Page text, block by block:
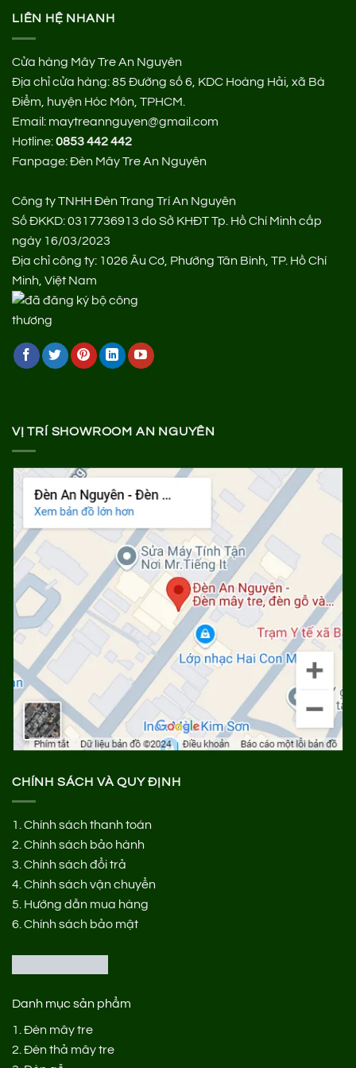
LIÊN HỆ NHANH
Cửa hàng Mây Tre An Nguyên
Địa chỉ cửa hàng:85 Đường số 6, KDC Hoàng Hải, xã Bà
Điểm, huyện Hóc Môn, TPHCM.
Email: maytreannguyen@gmail.com
Hotline:0853 442 442
Fanpage:Đèn Mây Tre An Nguyên
Công ty TNHH Đèn Trang Trí An Nguyên
Số ĐKKD: 0317736913 do Sở KHĐT Tp. Hồ Chí Minh cấp
ngày 16/03/2023
Địa chỉ công ty: 1026 Âu Cơ, Phường Tân Bình, TP. Hồ Chí
Minh, Việt Nam
VỊ TRÍ SHOWROOM AN NGUYÊN
CHÍNH SÁCH VÀ QUY ĐỊNH
1. Chính sách thanh toán
2. Chính sách bảo hành
3. Chính sách đổi trả
4. Chính sách vận chuyển
5. Hướng dẫn mua hàng
6. Chính sách bảo mật
Danh mục sản phẩm
1. Đèn mây tre
2. Đèn thả mây tre